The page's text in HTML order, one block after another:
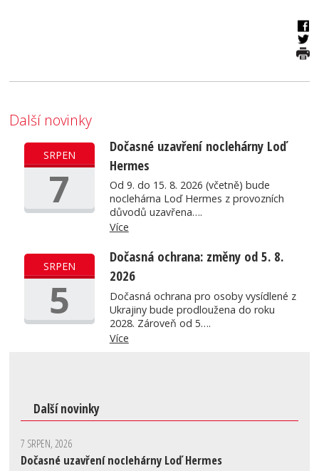
Další novinky
SRPEN
7
Dočasné uzavření noclehárny Loď
Hermes
Od 9. do 15. 8. 2026 (včetně) bude
noclehárna Loď Hermes z provozních
důvodů uzavřena….
Více
SRPEN
5
Dočasná ochrana: změny od 5. 8.
2026
Dočasná ochrana pro osoby vysídlené z
Ukrajiny bude prodloužena do roku
2028. Zároveň od 5….
Více
Další novinky
7 SRPEN, 2026
Dočasné uzavření noclehárny Loď Hermes